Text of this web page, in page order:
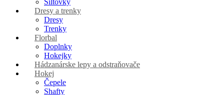
Šiltovky
Dresy a trenky
Dresy
Trenky
Florbal
Doplnky
Hokejky
Hádzanárske lepy a odstraňovače
Hokej
Čepele
Shafty